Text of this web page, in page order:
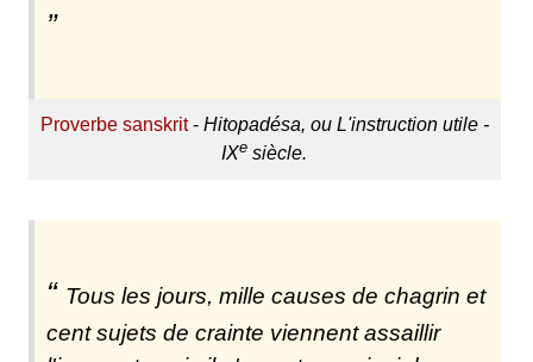
Proverbe sanskrit- Hitopadésa, ou L'instruction utile -
IXe siècle.
Tous les jours, mille causes de chagrin et
cent sujets de crainte viennent assaillir